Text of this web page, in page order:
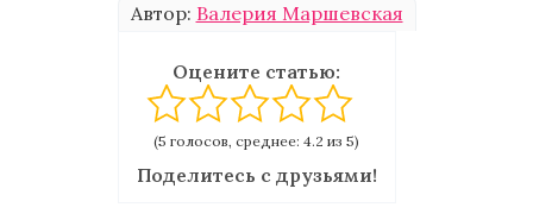
Автор: Валерия Маршевская
Оцените статью:
(5 голосов, среднее: 4.2 из 5)
Поделитесь с друзьями!